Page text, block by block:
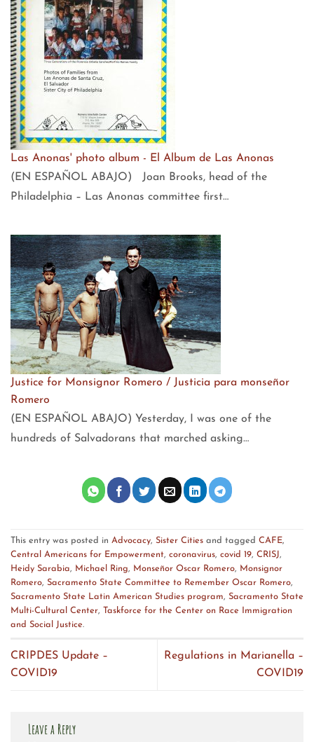
Las Anonas' photo album - El Album de Las Anonas
(EN ESPAÑOL ABAJO) Joan Brooks, head of the
Philadelphia – Las Anonas committee first…
Justice for Monsignor Romero / Justicia para monseñor
Romero
(EN ESPAÑOL ABAJO) Yesterday, I was one of the
hundreds of Salvadorans that marched asking…
This entry was posted in Advocacy, Sister Cities and tagged CAFE,
Central Americans for Empowerment, coronavirus, covid 19, CRISJ,
Heidy Sarabia, Michael Ring, Monseñor Oscar Romero, Monsignor
Romero, Sacramento State Committee to Remember Oscar Romero,
Sacramento State Latin American Studies program, Sacramento State
Multi-Cultural Center,
Taskforce for the Center on Race Immigration
and Social Justice.
CRIPDES Update –
COVID19
Regulations in Marianella –
COVID19
Leave a Reply